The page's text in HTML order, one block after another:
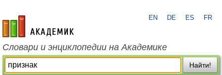
academic.ru
EN DE ES FR
Словари и энциклопедии на Академике
Найти!